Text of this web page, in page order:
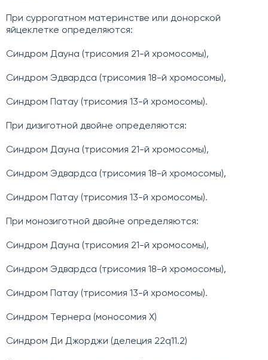
При суррогатном материнстве или донорской
яйцеклетке определяются:
Синдром Дауна (трисомия 21-й хромосомы),
Синдром Эдвардса (трисомия 18-й хромосомы),
Синдром Патау (трисомия 13-й хромосомы).
При дизиготной двойне определяются:
Синдром Дауна (трисомия 21-й хромосомы),
Синдром Эдвардса (трисомия 18-й хромосомы),
Синдром Патау (трисомия 13-й хромосомы).
При монозиготной двойне определяются:
Синдром Дауна (трисомия 21-й хромосомы),
Синдром Эдвардса (трисомия 18-й хромосомы),
Синдром Патау (трисомия 13-й хромосомы).
Синдром Тернера (моносомия Х)
Синдром Ди Джорджи (делеция 22q11.2)